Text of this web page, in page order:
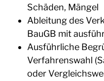
Schäden, Mängel
Ableitung des
BauGB mit
Ausführliche
Verfahrenswahl
oder